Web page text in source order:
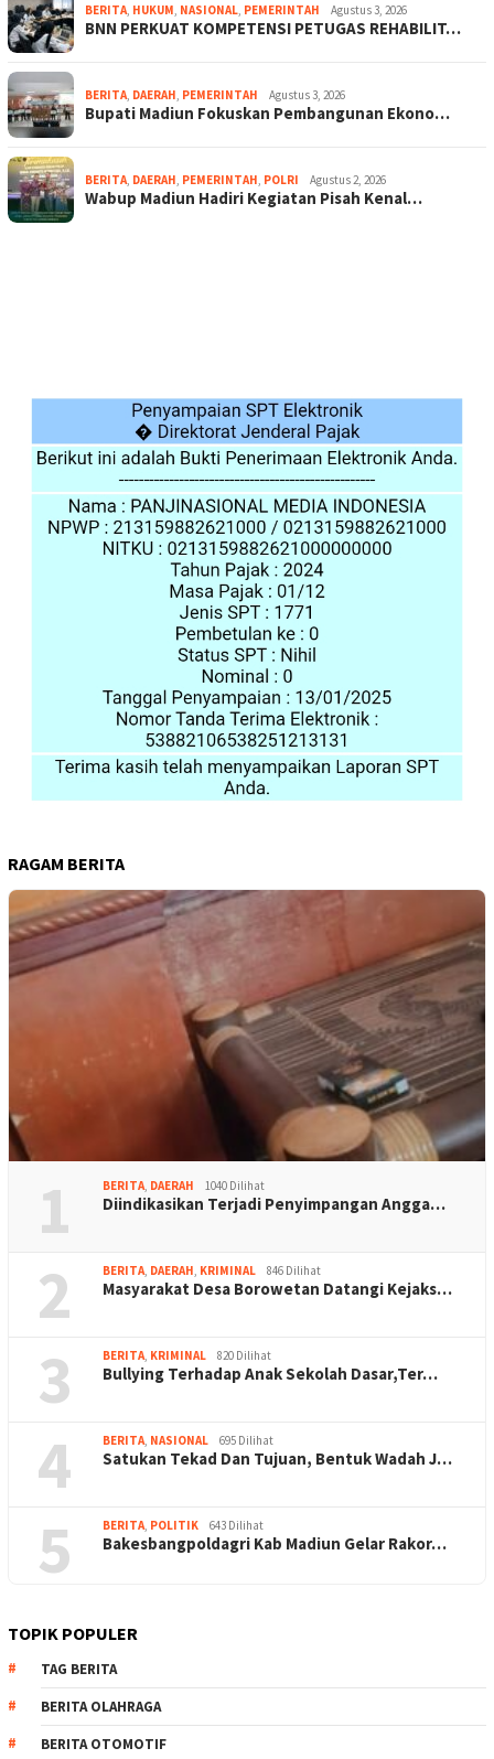
BERITA, HUKUM, NASIONAL, PEMERINTAH Agustus 3, 2026
BNN PERKUAT KOMPETENSI PETUGAS REHABILIT…
BERITA, DAERAH, PEMERINTAH Agustus 3, 2026
Bupati Madiun Fokuskan Pembangunan Ekono…
BERITA, DAERAH, PEMERINTAH, POLRI Agustus 2, 2026
Wabup Madiun Hadiri Kegiatan Pisah Kenal…
RAGAM BERITA
1 BERITA, DAERAH 1040 Dilihat
Diindikasikan Terjadi Penyimpangan Angga…
2 BERITA, DAERAH, KRIMINAL 846 Dilihat
Masyarakat Desa Borowetan Datangi Kejaks…
3 BERITA, KRIMINAL 820 Dilihat
Bullying Terhadap Anak Sekolah Dasar,Ter…
4 BERITA, NASIONAL 695 Dilihat
Satukan Tekad Dan Tujuan, Bentuk Wadah J…
5 BERITA, POLITIK 643 Dilihat
Bakesbangpoldagri Kab Madiun Gelar Rakor…
TOPIK POPULER
TAG BERITA
BERITA OLAHRAGA
BERITA OTOMOTIF